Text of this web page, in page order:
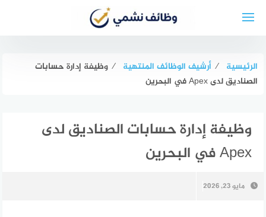
الرئيسية ⁄ أرشيف الوظائف المنتهية ⁄ وظيفة إدارة حسابات
الصناديق لدى Apex في البحرين
وظيفة إدارة حسابات الصناديق لدى
Apex في البحرين
مايو 23, 2026